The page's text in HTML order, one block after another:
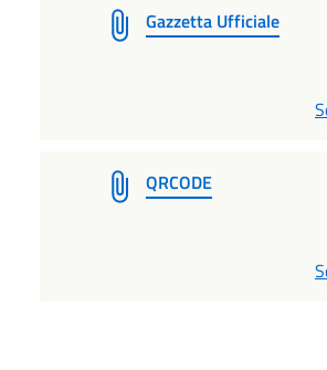
Gazzetta Ufficiale
QRCODE